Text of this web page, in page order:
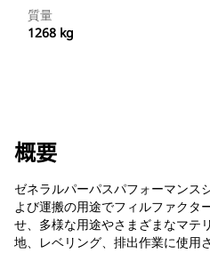
質量
1268 kg
概要
ゼネラルパーパスパフォーマンス
よび運搬の用途でフィルファクタ
せ、多様な用途やさまざまなマテ
地、レベリング、排出作業に使用